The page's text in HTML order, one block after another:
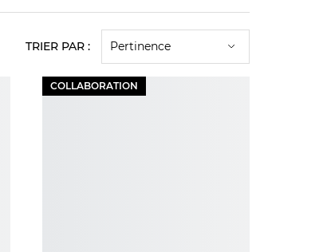
TRIER PAR : Pertinence
COLLABORATION